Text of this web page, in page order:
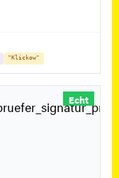
"Klickow"
Echt